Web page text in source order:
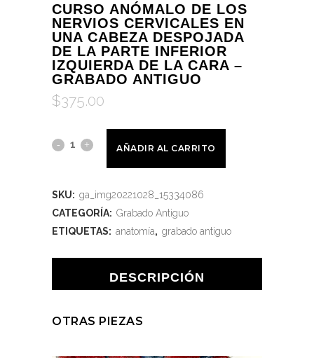
CURSO ANÓMALO DE LOS
NERVIOS CERVICALES EN
UNA CABEZA DESPOJADA
DE LA PARTE INFERIOR
IZQUIERDA DE LA CARA –
GRABADO ANTIGUO
$375.00
AÑADIR AL CARRITO
SKU: ga_img20221028_15334086
CATEGORÍA: Grabado Antiguo
ETIQUETAS: anatomía, grabado antiguo
DESCRIPCIÓN
OTRAS PIEZAS